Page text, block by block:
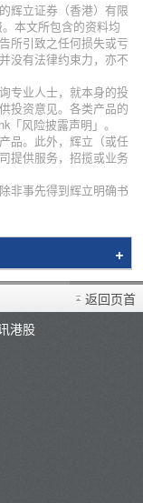
辉立证券（香港）有限
本文所包含的资料均
所引致之任何损失或亏
没有法律约束力，亦不
专业人士，就本身的投
投资意见。各类产品的
「风险披露声明」。
品。此外，辉立（或任
提供服务，招揽或业务
非事先得到辉立明确书
返回页首
港股